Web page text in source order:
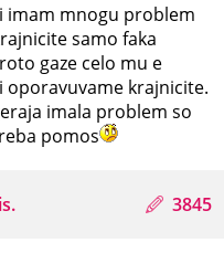
imam mnogu problem
samo faka
gaze celo mu e
oporavuvame krajnicite.
imala problem so
pomos
3845